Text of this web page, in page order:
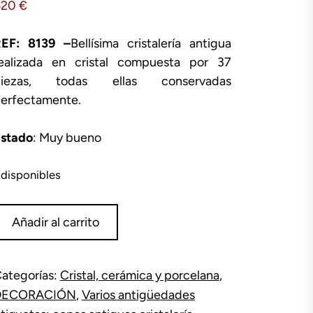
€
8139 –Bellísima cristalería antigua
en cristal compuesta por 37
todas ellas conservadas
: Muy bueno
disponibles
Añadir al carrito
Cristal, cerámica y porcelana,
,Varios antigüedades